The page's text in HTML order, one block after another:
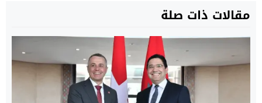
مقالات ذات صلة